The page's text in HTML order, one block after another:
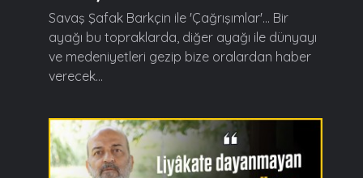
Savaş Şafak Barkçin ile 'Çağrışımlar'... Bir
ayağı bu topraklarda, diğer ayağı ile dünyayı
ve medeniyetleri gezip bize oralardan haber
verecek...